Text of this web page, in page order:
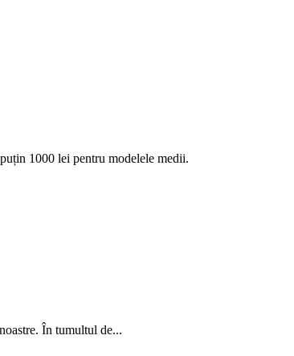
1000 lei pentru modelele medii.
În tumultul de...